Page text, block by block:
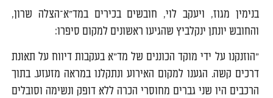
בנימין מגוז, ויעקב לוי, חובשים בכירים במד"א־הצלה שרון,
והחובש יונתן ינקלביץ שהגיעו ראשונים למקום סיפרו:
"הוזנקנו על ידי מוקד הכוננים של מד"א בעקבות דיווח על תאונת
דרכים קשה. הגענו למקום האירוע ונתקלנו במראה מזעזע. בתוך
הרכבים היו שני גברים מחוסרי הכרה ללא דופק ונשימה וסובלים